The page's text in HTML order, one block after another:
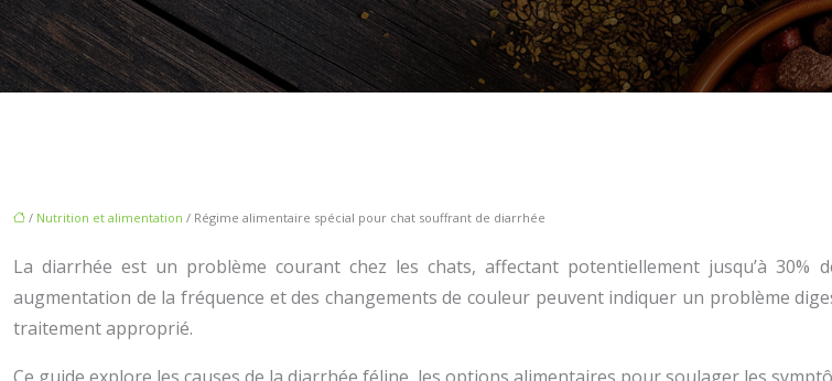
/ Nutrition et alimentation / Régime alimentaire spécial pour chat souffrant de diarrhée
La diarrhée est un problème courant chez les chats, affectant potentiellement jusqu’à
augmentation de la fréquence et des changements de couleur peuvent indiquer un problème
traitement approprié.